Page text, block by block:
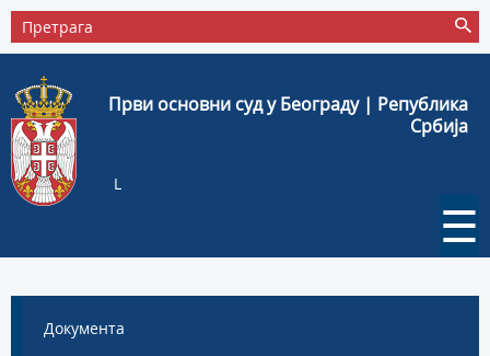
Први основни суд у Београду | Република
Србија
L
☰
Документа